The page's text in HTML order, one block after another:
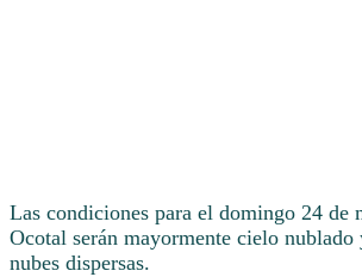
Las condiciones para el domingo 24 de
Ocotal serán mayormente cielo nublado
nubes dispersas.